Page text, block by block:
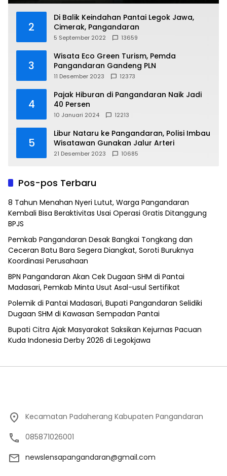
2
Di Balik Keindahan Pantai Legok Jawa,
Cimerak, Pangandaran
5 September 2022 13659
3
Wisata Eco Green Turism, Pemda
Pangandaran Gandeng PLN
11 Desember 2023 12373
4
Pajak Hiburan di Pangandaran Naik Jadi
40 Persen
10 Januari 2024 12213
5
Libur Nataru ke Pangandaran, Polisi Imbau
Wisatawan Gunakan Jalur Arteri
21 Desember 2023 10685
Pos-pos Terbaru
8 Tahun Menahan Nyeri Lutut, Warga Pangandaran
Kembali Bisa Beraktivitas Usai Operasi Gratis Ditanggung
BPJS
Pemkab Pangandaran Desak Bangkai Tongkang dan
Ceceran Batu Bara Segera Diangkat, Soroti Buruknya
Koordinasi Perusahaan
BPN Pangandaran Akan Cek Dugaan SHM di Pantai
Madasari, Pemkab Minta Usut Asal-usul Sertifikat
Polemik di Pantai Madasari, Bupati Pangandaran Selidiki
Dugaan SHM di Kawasan Sempadan Pantai
Bupati Citra Ajak Masyarakat Saksikan Kejurnas Pacuan
Kuda Indonesia Derby 2026 di Legokjawa
Kecamatan Padaherang Kabupaten Pangandaran
085871026001
newslensapangandaran@gmail.com